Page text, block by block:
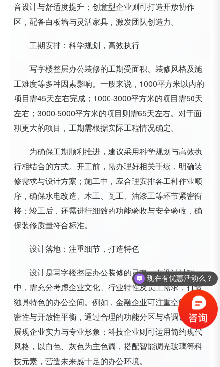
音设计与舒适度提升；创意型企业则可打造开放协作
区，配备白板墙与灵活家具，激发团队创造力。
工期安排：科学规划，高效执行
写字楼整层办公装修的工期受面积、装修风格及施
工难度等多种因素影响。一般来说，1000平方米以内的
项目需45天左右完成；1000-3000平方米的项目需50天
左右；3000-5000平方米的项目则需65天左右。对于面
积更大的项目，工期需根据实际工程情况确定。
为确保工期顺利推进，建议采用科学规划与高效执
行相结合的方式。开工前，需办理好相关手续，明确装
修需求与设计方案；施工中，应合理安排各工种作业顺
序，确保水电改造、木工、瓦工、油漆工等环节紧密衔
接；竣工后，还需进行细致的功能验收与安全验收，确
保装修质量符合标准。
设计落地：注重细节，打造特色
设计是写字楼整层办公装修的灵魂。在设计过程
中，需充分考虑企业文化、行业特性及员工需求，打造
独具特色的办公空间。例如，金融企业可注重空间的私
密性与开放性平衡，通过合理的功能分区与格调设计，
展现企业实力与专业形象；科技企业则可运用简约现代
风格，以白色、灰色为主色调，搭配智能调光玻璃等科
技元素，营造未来感十足的办公环境。
现在有优惠活动么？